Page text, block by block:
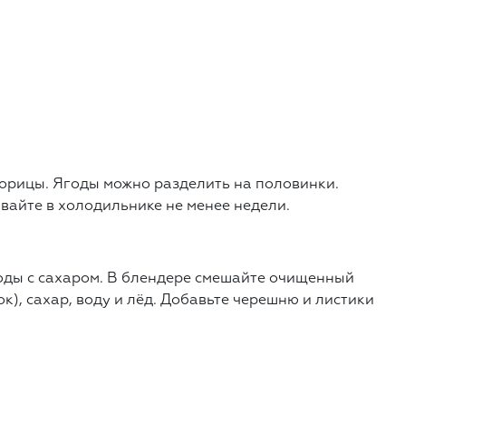
Ягоды можно разделить на половинки.
в холодильнике не менее недели.
с сахаром. В блендере смешайте очищенный
сахар, воду и лёд. Добавьте черешню и листики